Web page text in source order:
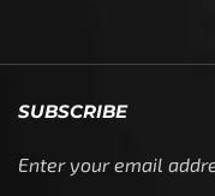
SUBSCRIBE
Enter your email